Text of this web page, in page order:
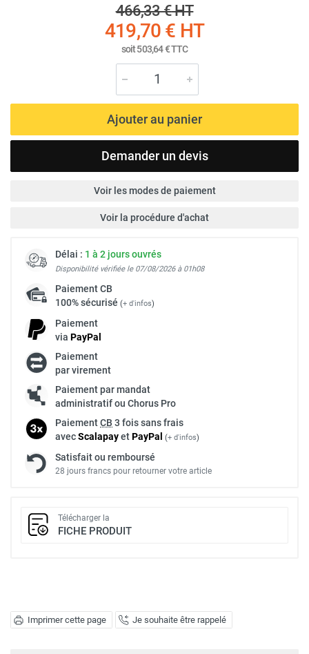
Imprimer cette page Je souhaite être rappelé
466,33 €HT
419,70 € HT
soit503,64 €TTC
Ajouter au panier
Demander un devis
Voir les modes de paiement
Voir la procédure d'achat
Délai : 1 à 2 jours ouvrés
Disponibilité vérifiée le 07/08/2026 à 01h08
PaiementCB
100% sécurisé (+ d'infos)
Paiement
via PayPal
Paiement
par virement
Paiement par mandat
administratif ou Chorus Pro
PaiementCB 3 fois sans frais
avecScalapayetPayPal (+ d'infos)
Satisfait ou remboursé
28 jours francs pour retourner votre article
Télécharger la
FICHE PRODUIT